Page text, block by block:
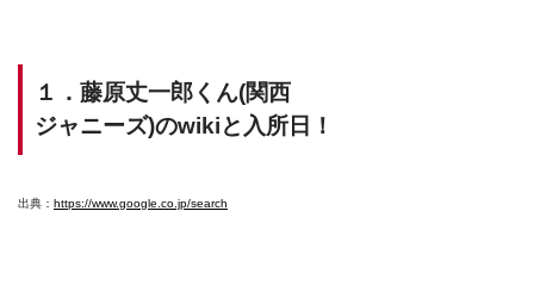
１．藤原丈一郎くん(関西
ジャニーズ)のwikiと入所日！
出典： https://www.google.co.jp/search